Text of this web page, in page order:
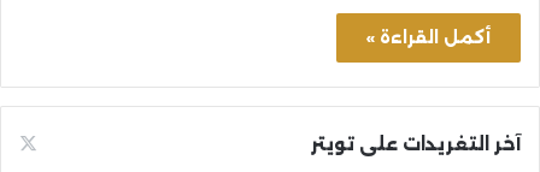
أكمل القراءة »
آخر التغريدات على تويتر